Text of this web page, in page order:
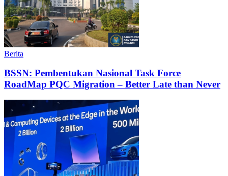
Berita
BSSN: Pembentukan Nasional Task Force
RoadMap PQC Migration – Better Late than Never